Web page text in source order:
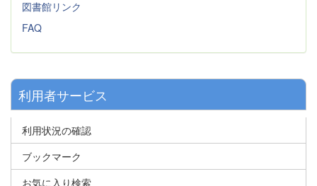
図書館リンク
FAQ
利用者サービス
利用状況の確認
ブックマーク
お気に入り検索